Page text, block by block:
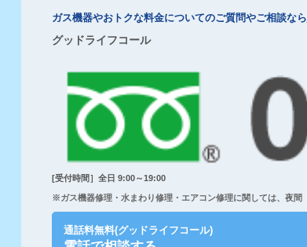
ガス機器やおトクな料金についてのご質問やご相談なら
グッドライフコール
[受付時間］全日 9:00～19:00
※ガス機器修理・水まわり修理・エアコン修理に関しては、夜間
通話料無料(グッドライフコール)